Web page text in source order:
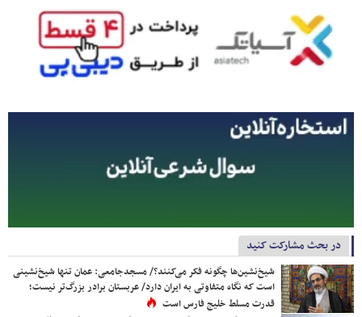
در بحث مشارکت کنید
شیخ‌نشین‌ها چگونه فکر می‌کنند؟/ مسجدجامعی: عمان تنها شیخ‌نشینی
است که نگاه متفاوتی به ایران دارد/ عربستان برادر بزرگ‌تر نیست؛
قدرت مسلط خلیج فارس است